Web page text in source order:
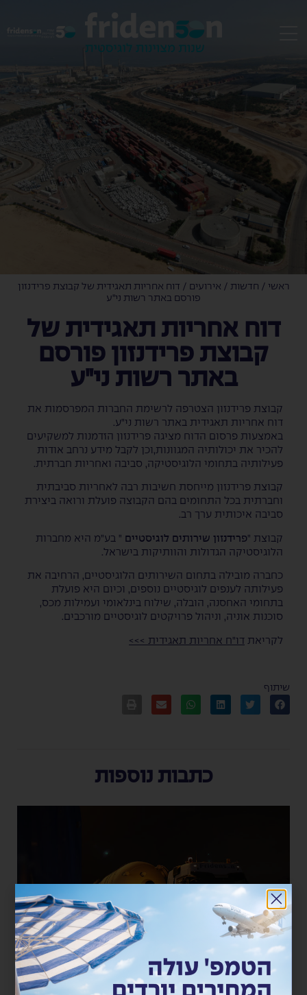
EN
ראשי / חדשות / אירועים / דוח אחריות תאגידית של קבוצת פרידנזון
פורסם באתר רשות ני"ע
דוח אחריות תאגידית של
קבוצת פרידנזון פורסם
באתר רשות ני"ע
קבוצת פרידנזון הצטרפה לרשימת החברות המפרסמות את
דוח אחריות תאגידית באתר רשות ני"ע.
באמצעות פרסום הדוח מציגה פרידנזון הזדמנות למשקיעים
להכיר את יכולותיה המגוונות,וכן לקבל מידע נרחב אודות
פעילותיה בתחומי הלוגיסטיקה, סביבה ואחריות חברתית.
קבוצת פרידנזון מייחסת חשיבות רבה לאחריות סביבתית
וחברתית בכל התחומים בהם הקבוצה פועלת ורואה ביצירת
סביבה איכותית ערך רב.
קבוצת "פרידנזון שירותים לוגיסטיים " בע"מ היא מחברות
הלוגיסטיקה הגדולות והוותיקות בישראל.
כחברה מובילה בתחום השירותים הלוגיסטיים, הרחיבה את
פעילותה לענפים לוגיסטיים נוספים, וכיום היא פועלת
בתחומי האחסנה, הובלה, שילוח בינלאומי ועמילות מכס,
סוכנות אוניה, וניהול פרויקטים לוגיסטיים מורכבים.
לקריאת דו"ח אחריות תאגידית >>>
שיתוף
כתבות נוספות